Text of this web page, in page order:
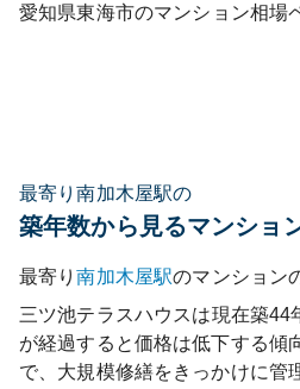
愛知県東海市のマンション相場
最寄り南加木屋駅の
築年数から見るマンショ
最寄り南加木屋駅のマンション
三ツ池テラスハウスは現在築44
が経過すると価格は低下する傾
で、大規模修繕をきっかけに管